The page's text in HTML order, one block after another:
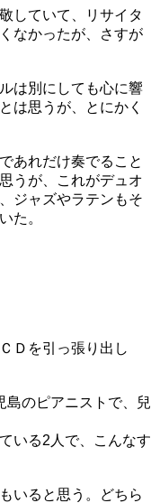
していて、リサイタ
なかったが、さすが
は別にしても心に響
は思うが、とにかく
あれだけ奏でること
うが、これがデュオ
ジャズやラテンもそ
た。
Ｄを引っ張り出し
のピアニストで、兒
いる2人で、こんなす
いると思う。どちら